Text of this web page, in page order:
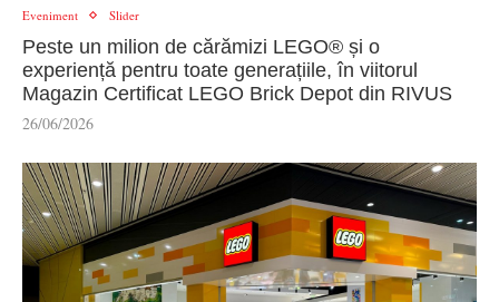
Eveniment Slider
Peste un milion de cărămizi LEGO® și o
experiență pentru toate generațiile, în viitorul
Magazin Certificat LEGO Brick Depot din RIVUS
26/06/2026